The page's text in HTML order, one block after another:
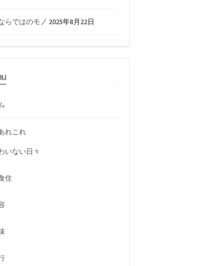
らではのモノ 2025年8月22日
れこれ
いない日々
住